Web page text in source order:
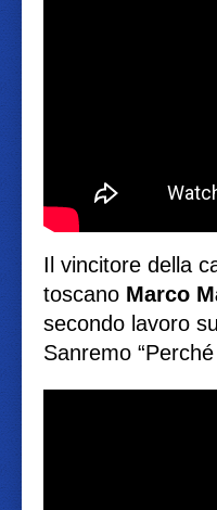
Il vincitore della
toscano Marco
secondo lavoro
Sanremo “Perché